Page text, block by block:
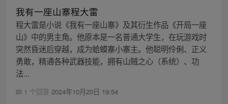
我有一座山寨程大雷
程大雷是小说《我有一座山寨》及其衍生作品《开局一座
山》中的男主角。他原本是一名普通大学生，在玩游戏时
突然昏迷后穿越，成为蛤蟆寨小寨主。他聪明伶俐、正义
勇敢，精通各种武器技能，拥有山贼之心（系统）、功
法...
1 个回答 2024年10月20日 19:54